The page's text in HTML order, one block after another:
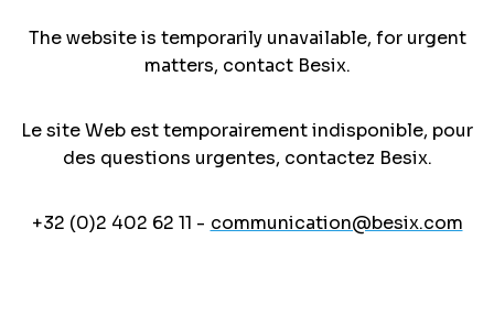
The website is temporarily unavailable, for urgent
matters, contact Besix.
Le site Web est temporairement indisponible, pour
des questions urgentes, contactez Besix.
+32 (0)2 402 62 11 - communication@besix.com